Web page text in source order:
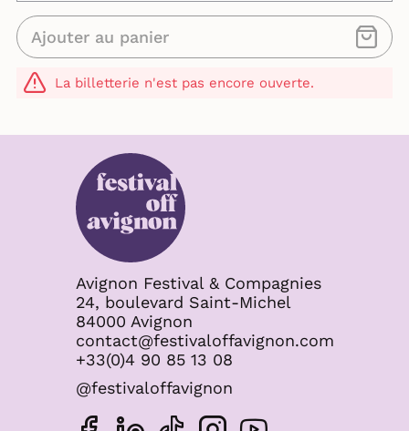
Ajouter au panier
La billetterie n'est pas encore ouverte.
Avignon Festival & Compagnies
24, boulevard Saint-Michel
84000 Avignon
contact@festivaloffavignon.com
+33(0)4 90 85 13 08
@festivaloffavignon